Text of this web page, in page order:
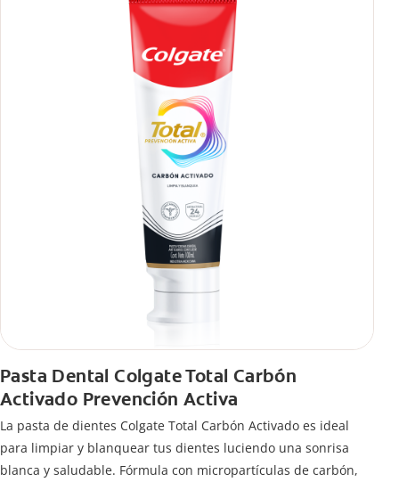
Pasta Dental Colgate Total Carbón
Activado Prevención Activa
La pasta de dientes Colgate Total Carbón Activado es ideal
para limpiar y blanquear tus dientes luciendo una sonrisa
blanca y saludable. Fórmula con micropartículas de carbón,